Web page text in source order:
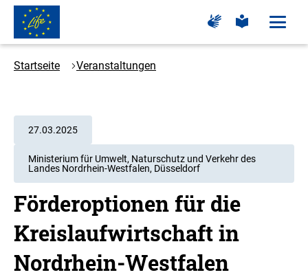
Zum
Hauptinhalt
springen
Logo
LIFE
Zur
Seite
Gebärdensprache
Zur
Seite
leichte
Menü
Startseite Veranstaltungen
27.03.2025
Ministerium für Umwelt, Naturschutz und Verkehr des
Landes Nordrhein-Westfalen, Düsseldorf
Förderoptionen für die
Kreislaufwirtschaft in
Nordrhein-Westfalen